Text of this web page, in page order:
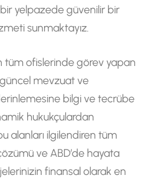
yelpazede güvenilir bir
sunmaktayız.
tüm ofislerinde görev yapan
güncel mevzuat ve
bilgi ve tecrübe
hukukçulardan
alanları ilgilendiren tüm
ve ABD’de hayata
finansal olarak en